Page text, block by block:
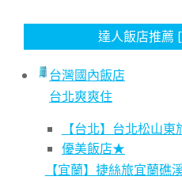
達人飯店推薦
台灣國內飯店
台北爽爽住
【台北】台北松山
優美飯店★
【宜蘭】捷絲旅宜蘭礁